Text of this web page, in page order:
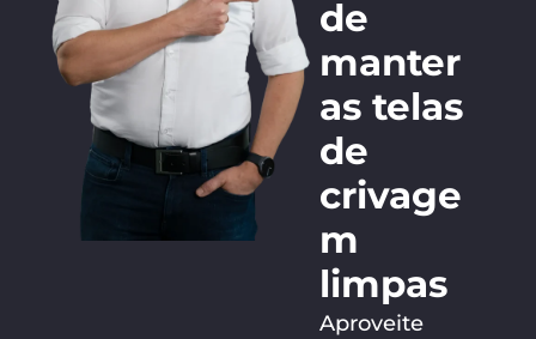
de
manter
as telas
de
crivage
m
limpas
Aproveite